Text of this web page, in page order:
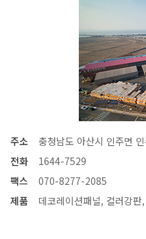
주소
충청남도 아산시 인주면
전화
1644-7529
팩스
070-8277-2085
제품
데코레이션패널, 컬러강판